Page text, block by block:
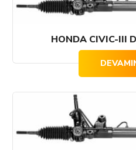
HONDA CIVIC-III